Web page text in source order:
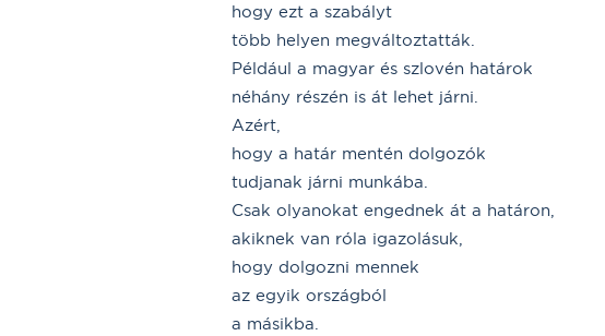
hogy ezt a szabályt
több helyen megváltoztatták.
Például a magyar és szlovén határok
néhány részén is át lehet járni.
Azért,
hogy a határ mentén dolgozók
tudjanak járni munkába.
Csak olyanokat engednek át a határon,
akiknek van róla igazolásuk,
hogy dolgozni mennek
az egyik országból
a másikba.